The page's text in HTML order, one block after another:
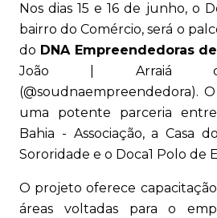
Nos dias 15 e 16 de junho, o
bairro do Comércio, será o
do DNA Empreendedoras
João | Arraiá da
(@soudnaempreendedora).
uma potente parceria
Bahia - Associação, a Casa
Sororidade e o Doca1 Polo de
O projeto oferece
áreas voltadas para o